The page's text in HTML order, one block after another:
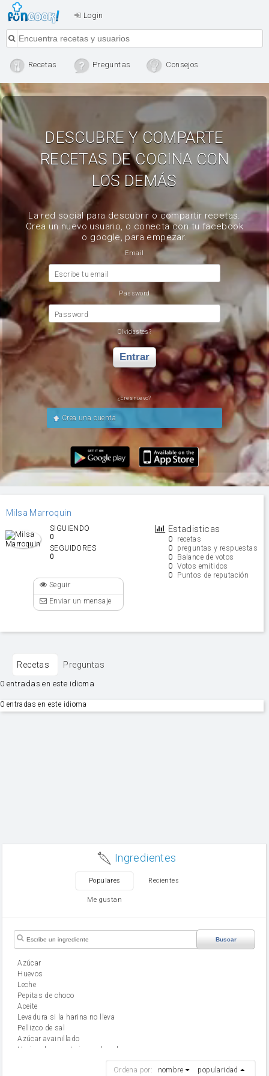
Login
Recetas Preguntas Consejos
DESCUBRE Y COMPARTE
RECETAS DE COCINA CON
LOS DEMÁS
La red social para descubrir o compartir recetas.
Crea un nuevo usuario, o conecta con tu facebook
o google, para empezar.
Email
Escribe tu email
Password
Password
Olvidastes?
Entrar
¿Eres nuevo?
Crea una cuenta
Milsa Marroquin
Estadisticas
0 recetas
0 preguntas y respuestas
0 Balance de votos
0 Votos emitidos
0 Puntos de reputación
SIGUIENDO
0
SEGUIDORES
0
Seguir
Enviar un mensaje
Recetas Preguntas
0 entradas en este idioma
0 entradas en este idioma
Ingredientes
Populares Recientes
Me gustan
Buscar
Azúcar
huevos
leche
Pepitas de choco
aceite
Levadura si la harina no lleva
Pellizco de sal
Azúcar avainillado
Harina de reposteria con levadura
Ordena por: nombre popularidad